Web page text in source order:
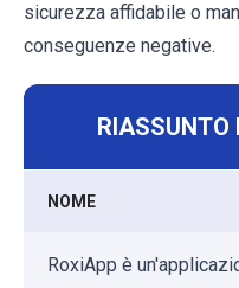
sicurezza affidabile o
conseguenze negative.
RIASSUNTO
NOME
RoxiApp è